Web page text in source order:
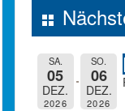
SA.
05
DEZ.
2026
SO.
06
DEZ.
2026